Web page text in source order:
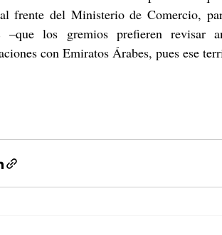
frente del Ministerio de Comercio,
–que los gremios prefieren revisar
con Emiratos Árabes, pues ese